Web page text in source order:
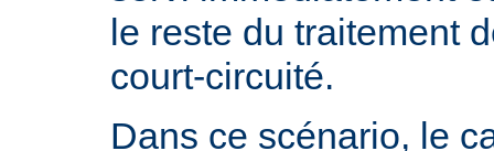
le reste du traitement
court-circuité.
Dans ce scénario, le